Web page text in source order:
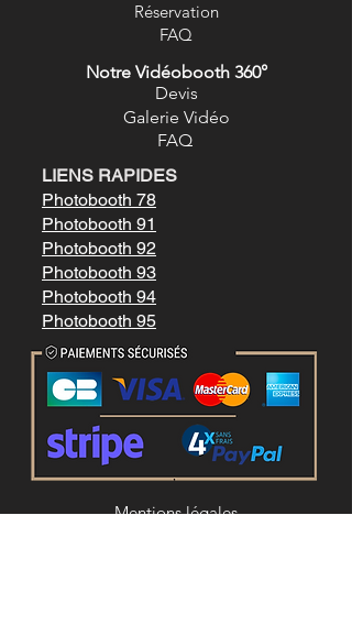
Réservation
FAQ
Devis
Notre Vidéobooth 360°
Galerie Vidéo
FAQ
LIENS RAPIDES
Photobooth 78
Photobooth 91
Photobooth 92
Photobooth 93
Photobooth 94
Photobooth 95
Mentions légales